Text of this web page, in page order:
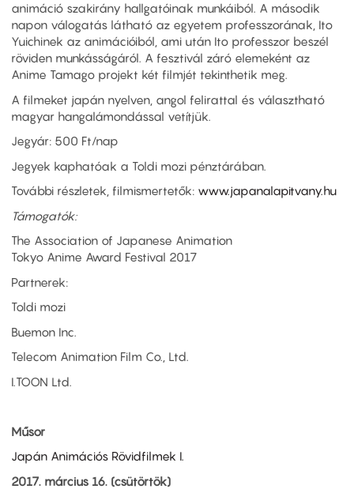
animáció szakirány hallgatóinak munkáiból. A második
napon válogatás látható az egyetem professzorának, Ito
Yuichinek az animációiból, ami után Ito professzor beszél
röviden munkásságáról. A fesztivál záró elemeként az
Anime Tamago projekt két filmjét tekinthetik meg.
A filmeket japán nyelven, angol felirattal és választható
magyar hangalámondással vetítjük.
Jegyár: 500 Ft/nap
Jegyek kaphatóak a Toldi mozi pénztárában.
További részletek, filmismertetők: www.japanalapitvany.hu
Támogatók:
The Association of Japanese Animation
Tokyo Anime Award Festival 2017
Partnerek:
Toldi mozi
Buemon Inc.
Telecom Animation Film Co., Ltd.
I.TOON Ltd.
Műsor
Japán Animációs Rövidfilmek I.
2017. március 16. (csütörtök)